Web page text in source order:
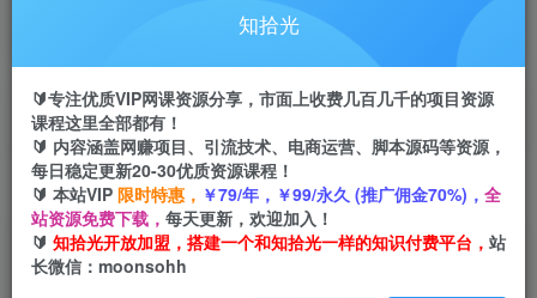
首页 创业课程 会员专属 正文
（8179期）揭秘流量密码，小红书“每天系列”引
流，日引流1000+，多种变现方式
知拾光
🔰专注优质VIP网课资源分享，市面上收费几百几千的项目资源
课程这里全部都有！
🔰 内容涵盖网赚项目、引流技术、电商运营、脚本源码等资源，
每日稳定更新20-30优质资源课程！
🔰 本站VIP 限时特惠， ￥79/年，￥99/永久 (推广佣金70%)， 全
站资源免费下载， 每天更新，欢迎加入！
🔰 知拾光开放加盟，搭建一个和知拾光一样的知识付费平台， 站
长微信：moonsohh